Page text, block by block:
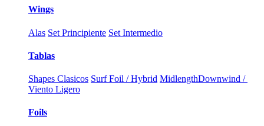
Wings
Alas Set Principiente Set Intermedio
Tablas
Shapes Clasicos Surf Foil / Hybrid MidlengthDownwind /
Viento Ligero
Foils